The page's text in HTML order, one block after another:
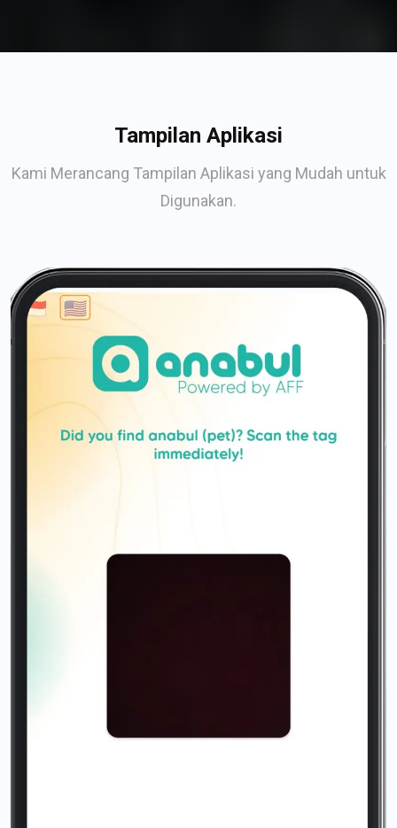
Tampilan Aplikasi
Kami Merancang Tampilan Aplikasi yang Mudah untuk
Digunakan.